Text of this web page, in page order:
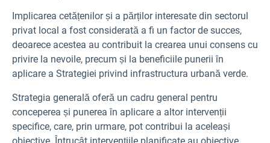
Implicarea cetățenilor și a părților interesate din sectorul
privat local a fost considerată a fi un factor de succes,
deoarece acestea au contribuit la crearea unui consens cu
privire la nevoile, precum și la beneficiile punerii în
aplicare a Strategiei privind infrastructura urbană verde.
Strategia generală oferă un cadru general pentru
conceperea și punerea în aplicare a altor intervenții
specifice, care, prin urmare, pot contribui la aceleași